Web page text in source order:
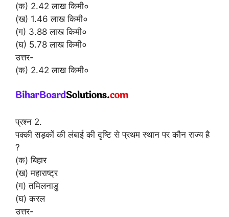
(क) 2.42 लाख किमी०
(ख) 1.46 लाख किमी०
(ग) 3.88 लाख किमी०
(घ) 5.78 लाख किमी०
उत्तर-
(क) 2.42 लाख किमी०
प्रश्न 2.
पक्की सड़कों की लंबाई की दृष्टि से प्रथम स्थान पर कौन राज्य है
?
(क) बिहार
(ख) महाराष्ट्र
(ग) तमिलनाडु
(घ) करल
उत्तर-